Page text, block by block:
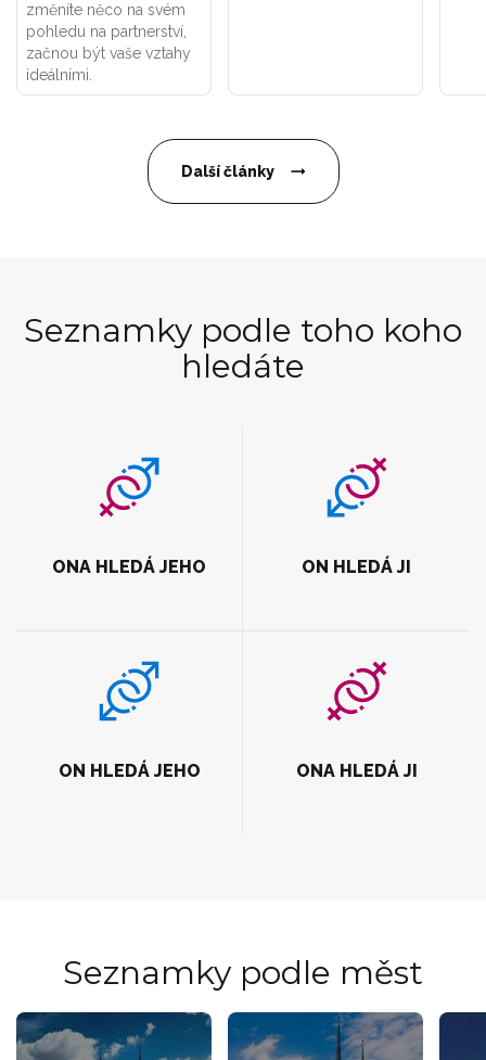
změníte něco na svém
pohledu na partnerství,
začnou být vaše vztahy
ideálními.
Další články
Seznamky podle toho koho
hledáte
ONA HLEDÁ JEHO ON HLEDÁ JI
ON HLEDÁ JEHO ONA HLEDÁ JI
Seznamky podle měst